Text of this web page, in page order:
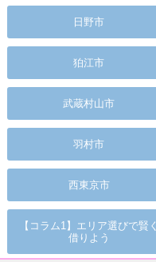
日野市
狛江市
武蔵村山市
羽村市
西東京市
【コラム1】エリア選びで賢く
借りよう